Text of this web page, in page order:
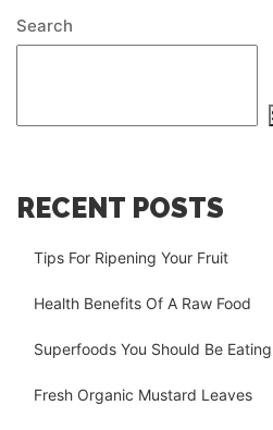
Search
RECENT POSTS
Tips For Ripening Your Fruit
Health Benefits Of A Raw Food
Superfoods You Should Be Eating
Fresh Organic Mustard Leaves